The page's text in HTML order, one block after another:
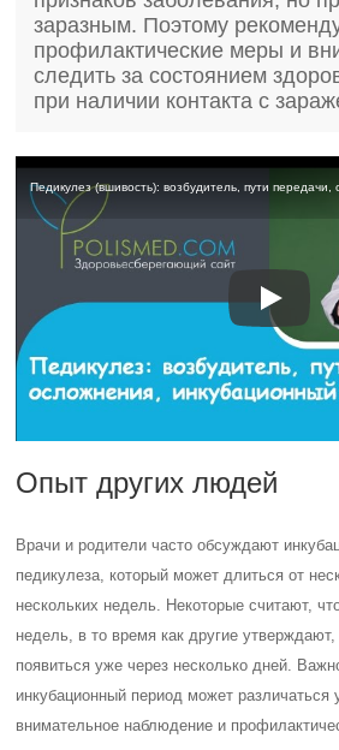
заразным. Поэтому
профилактические меры и
следить за состоянием
при наличии контакта с
Опыт других людей
Врачи и родители часто обсуждают
педикулеза, который может длиться от
нескольких недель. Некоторые считают,
недель, в то время как другие
появиться уже через несколько дней.
инкубационный период может
внимательное наблюдение и